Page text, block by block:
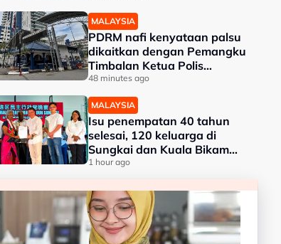
MALAYSIA
PDRM nafi kenyataan palsu
dikaitkan dengan Pemangku
Timbalan Ketua Polis
Negara
48 minutes ago
MALAYSIA
Isu penempatan 40 tahun
selesai, 120 keluarga di
Sungkai dan Kuala Bikam
terima geran tanah
1 hour ago